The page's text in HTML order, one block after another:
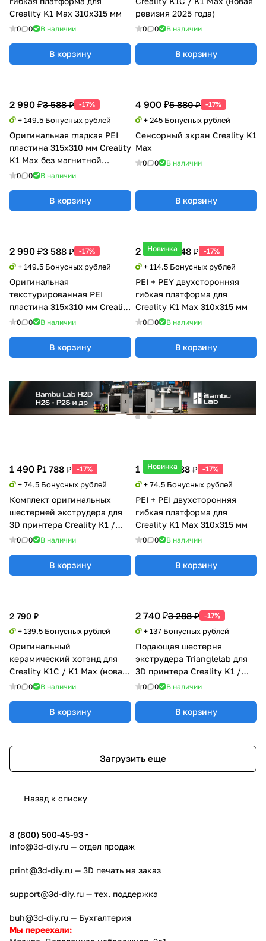
Creality K1 Max 310x315 мм
0 0 В наличии
В корзину
ревизия 2025 года)
0 0 В наличии
В корзину
4 900 ₽5 880 ₽ -17%
+ 245 Бонусных рублей
Сенсорный экран Creality K1
Max
0 0 В наличии
В корзину
2 990 ₽3 588 ₽ -17%
+ 149.5 Бонусных рублей
Оригинальная
текстурированная PEI
пластина 315х310 мм Creality
K1 Max без магнитной
0 0 В наличии
В корзину
Новинка
2 290 ₽2 748 ₽ -17%
+ 114.5 Бонусных рублей
PEI + PEY двухсторонняя
гибкая платформа для
Creality K1 Max 310x315 мм
0 0 В наличии
В корзину
1 490 ₽1 788 ₽ -17%
+ 74.5 Бонусных рублей
Комплект оригинальных
шестерней экструдера для
3D принтера Creality K1 /
K1C / K1 Max
0 0 В наличии
В корзину
Новинка
1 490 ₽1 788 ₽ -17%
+ 74.5 Бонусных рублей
PEI + PEI двухсторонняя
гибкая платформа для
Creality K1 Max 310x315 мм
0 0 В наличии
В корзину
2 990 ₽3 588 ₽ -17%
+ 149.5 Бонусных рублей
Оригинальная гладкая PEI
пластина 315х310 мм Creality
K1 Max без магнитной
наклейки
0 0 В наличии
В корзину
2 790 ₽
+ 139.5 Бонусных рублей
Оригинальный
керамический хотэнд для
Creality K1C / K1 Max (новая
ревизия 2025)
0 0 В наличии
В корзину
2 740 ₽3 288 ₽ -17%
+ 137 Бонусных рублей
Подающая шестерня
экструдера Trianglelab для
3D принтера Creality K1 /
K1C / K1 MAX
0 0 В наличии
В корзину
Загрузить еще
Назад к списку
8 (800) 500-45-93
info@3d-diy.ru — отдел продаж
print@3d-diy.ru — 3D печать на заказ
support@3d-diy.ru — тех. поддержка
buh@3d-diy.ru — Бухгалтерия
Мы переехали: